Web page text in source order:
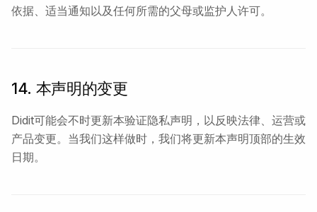
依据、适当通知以及任何所需的父母或监护人许可。
14. 本声明的变更
Didit可能会不时更新本验证隐私声明，以反映法律、运营或
产品变更。当我们这样做时，我们将更新本声明顶部的生效
日期。